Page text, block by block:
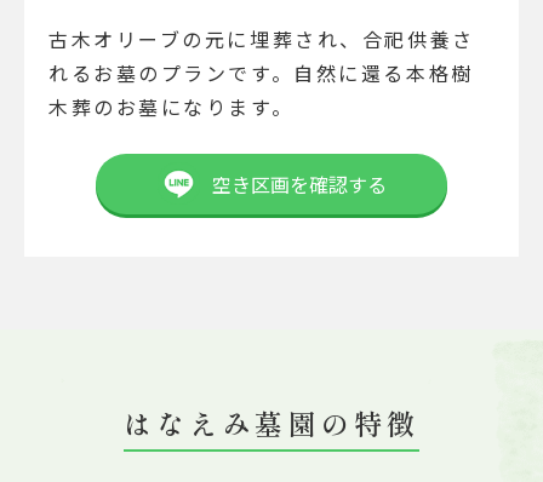
古木オリーブの元に埋葬され、合祀供養さ
れるお墓のプランです。自然に還る本格樹
木葬のお墓になります。
空き区画を確認する
はなえみ墓園の特徴